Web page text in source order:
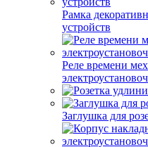
Рамка
устройств
Реле времени
Заглушка для